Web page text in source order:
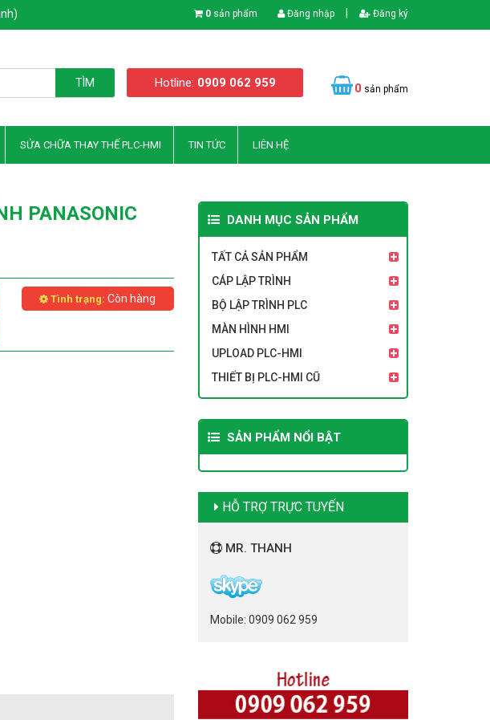
0 sản phẩm Đăng nhập Đăng ký
TÌM Hotline: 0909 062 959 0 sản phẩm
SỬA CHỮA THAY THẾ PLC-HMI TIN TỨC LIÊN HỆ
PANASONIC
Tình trạng: Còn hàng
DANH MỤC SẢN PHẨM
TẤT CẢ SẢN PHẨM
CÁP LẬP TRÌNH
BỘ LẬP TRÌNH PLC
MÀN HÌNH HMI
UPLOAD PLC-HMI
THIẾT BỊ PLC-HMI CŨ
SẢN PHẨM NỔI BẬT
HỖ TRỢ TRỰC TUYẾN
MR. THANH
Mobile: 0909 062 959